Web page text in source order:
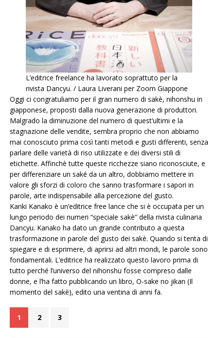
L’editrice freelance ha lavorato soprattuto per la
rivista Dancyu. / Laura Liverani per Zoom Giappone
Oggi ci congratuliamo per il gran numero di sakè, nihonshu in
giapponese, proposti dalla nuova generazione di produttori.
Malgrado la diminuzione del numero di quest’ultimi e la
stagnazione delle vendite, sembra proprio che non abbiamo
mai conosciuto prima così tanti metodi e gusti differenti, senza
parlare delle varietà di riso utilizzate e dei diversi stili di
etichette. Affinchè tutte queste ricchezze siano riconosciute, e
per differenziare un saké da un altro, dobbiamo mettere in
valore gli sforzi di coloro che sanno trasformare i sapori in
parole, arte indispensabile alla percezione del gusto.
Kanki Kanako è un’editrice free lance che si è occupata per un
lungo periodo dei numeri “speciale sakè” della rivista culinaria
Dancyu. Kanako ha dato un grande contributo a questa
trasformazione in parole del gusto dei sakè. Quando si tenta di
spiegare e di esprimere, di aprirsi ad altri mondi, le parole sono
fondamentali. L’editrice ha realizzato questo lavoro prima di
tutto perché l’universo del nihonshu fosse compreso dalle
donne, e l’ha fatto pubblicando un libro, O-sake no jikan (Il
momento del sakè), edito una ventina di anni fa.
1 2 3